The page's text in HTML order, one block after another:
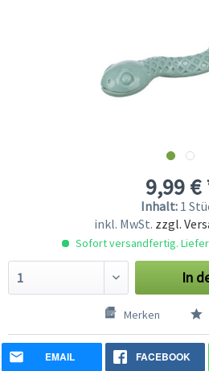
9,99 €
Inhalt: 1
inkl. MwSt. zzgl.
Sofort versandfertig.
In
Merken
EMAIL FACEBOOK